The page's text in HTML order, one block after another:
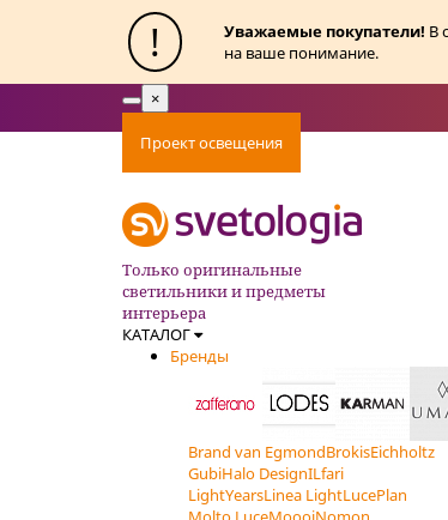
! Уважаемые покупатели! В
на ваше понимание.
Toggle
×
Проект освещения
Только оригинальные
светильники и предметы
интерьера
КАТАЛОГ
Бренды
Brand van EgmondBrokisEichholtz
GubiHalo DesignILfari
LightYearsLinea LightLucePlan